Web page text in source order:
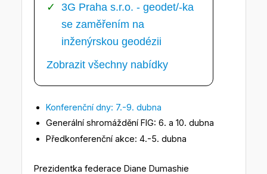
3G Praha s.r.o. - geodet/-ka
se zaměřením na
inženýrskou geodézii
Zobrazit všechny nabídky
Konferenční dny: 7.-9. dubna
Generální shromáždění FIG: 6. a 10. dubna
Předkonferenční akce: 4.-5. dubna
Prezidentka federace Diane Dumashie